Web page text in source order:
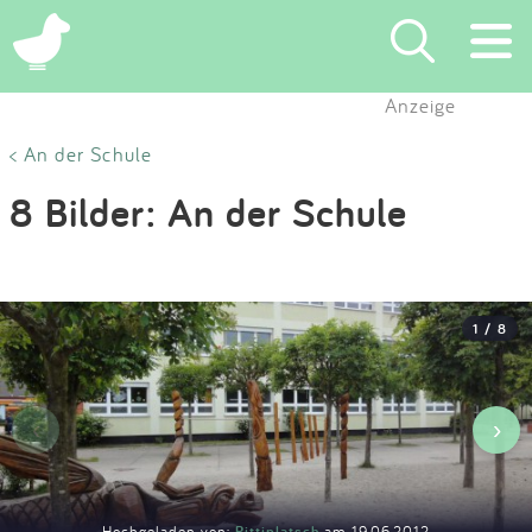
×
Eintragen
Blog
Partner
Kontakt
Anzeige
< An der Schule
8 Bilder: An der Schule
1 / 8
‹ ›